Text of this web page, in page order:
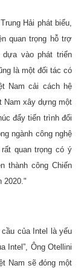
Hải phát biểu,
quan trọng hỗ trợ
vào phát triển
là một đối tác có
Nam cải cách hệ
Nam xây dựng một
đẩy tiến trình đổi
ngành công nghệ
quan trọng có ý
thành công Chiến
2020."
của Intel là yếu
Intel”, Ông Otellini
Nam sẽ đóng một